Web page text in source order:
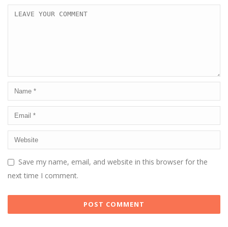
Save my name, email, and website in this browser for the
next time I comment.